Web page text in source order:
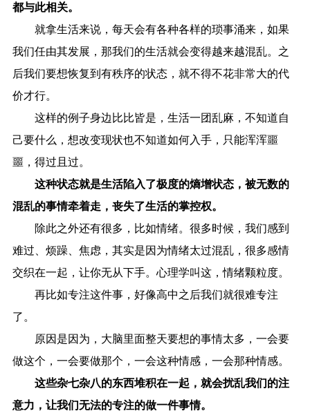
都与此相关。
就拿生活来说，每天会有各种各样的琐事涌来，如果
我们任由其发展，那我们的生活就会变得越来越混乱。之
后我们要想恢复到有秩序的状态，就不得不花非常大的代
价才行。
这样的例子身边比比皆是，生活一团乱麻，不知道自
己要什么，想改变现状也不知道如何入手，只能浑浑噩
噩，得过且过。
这种状态就是生活陷入了极度的熵增状态，被无数的
混乱的事情牵着走，丧失了生活的掌控权。
除此之外还有很多，比如情绪。很多时候，我们感到
难过、烦躁、焦虑，其实是因为情绪太过混乱，很多感情
交织在一起，让你无从下手。心理学叫这，情绪颗粒度。
再比如专注这件事，好像高中之后我们就很难专注
了。
原因是因为，大脑里面整天要想的事情太多，一会要
做这个，一会要做那个，一会这种情感，一会那种情感。
这些杂七杂八的东西堆积在一起，就会扰乱我们的注
意力，让我们无法的专注的做一件事情。